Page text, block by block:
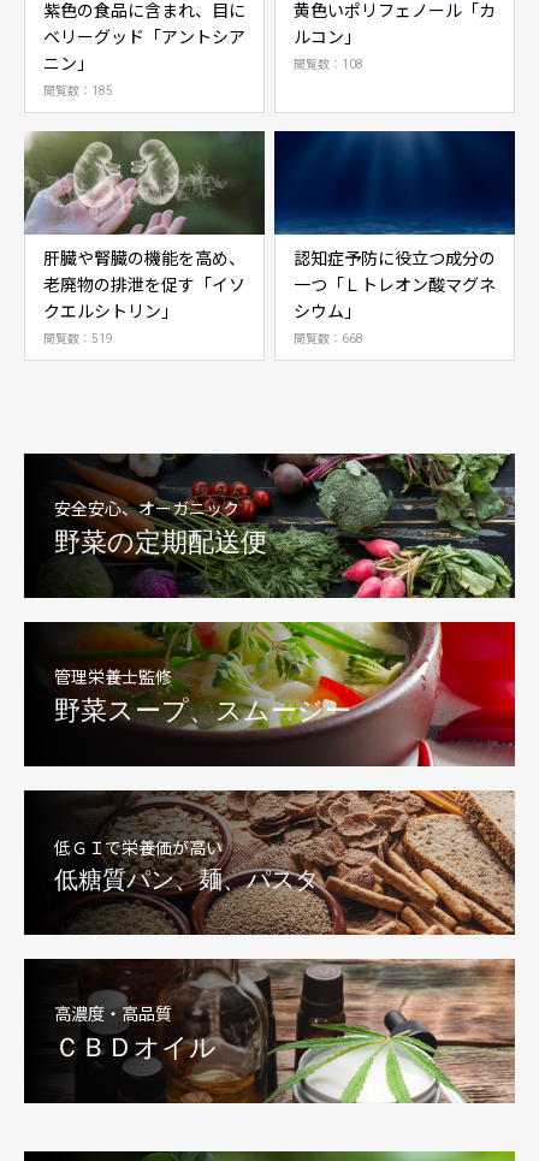
紫色の食品に含まれ、目に
ベリーグッド「アントシア
ニン」
閲覧数：185
黄色いポリフェノール「カ
ルコン」
閲覧数：108
肝臓や腎臓の機能を高め、
老廃物の排泄を促す「イソ
クエルシトリン」
閲覧数：519
認知症予防に役立つ成分の
一つ「Ｌトレオン酸マグネ
シウム」
閲覧数：668
安全安心、オーガニック
野菜の定期配送便
管理栄養士監修
野菜スープ、スムージー
低ＧＩで栄養価が高い
低糖質パン、麺、パスタ
高濃度・高品質
ＣＢＤオイル